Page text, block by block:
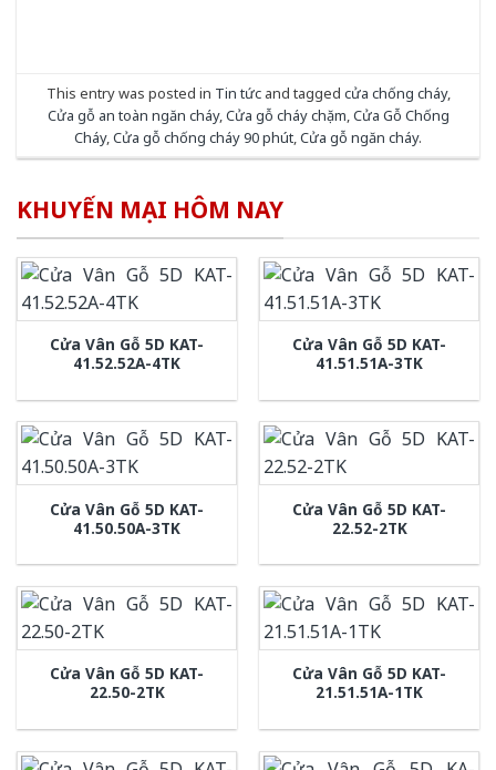
This entry was posted in Tin tứcand tagged cửa chống cháy,
Cửa gỗ an toàn ngăn cháy,Cửa gỗ cháy chặm,Cửa Gỗ Chống
Cháy,Cửa gỗ chống cháy 90 phút,Cửa gỗ ngăn cháy.
KHUYẾN MẠI HÔM NAY
Cửa Vân Gỗ 5D KAT-
41.52.52A-4TK
Cửa Vân Gỗ 5D KAT-
41.51.51A-3TK
Cửa Vân Gỗ 5D KAT-
41.50.50A-3TK
Cửa Vân Gỗ 5D KAT-
22.52-2TK
Cửa Vân Gỗ 5D KAT-
22.50-2TK
Cửa Vân Gỗ 5D KAT-
21.51.51A-1TK